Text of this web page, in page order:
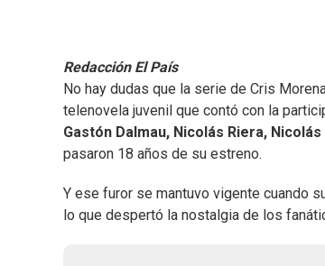
Redacción El País
No hay dudas que la serie de Cris
telenovela juvenil que contó con la
Gastón Dalmau, Nicolás Riera, Nicolás
pasaron 18 años de su estreno.
Y ese furor se mantuvo vigente cuando
lo que despertó la nostalgia de los